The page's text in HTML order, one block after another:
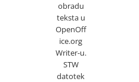
obradu
teksta u
OpenOff
ice.org
Writer-u.
STW
datotek